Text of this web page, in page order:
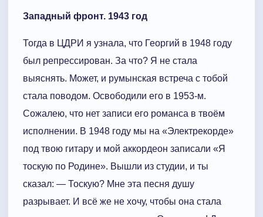
Западный фронт. 1943 год
Тогда в ЦДРИ я узнала, что Георгий в 1948 году
был репрессирован. За что? Я не стала
выяснять. Может, и румынская встреча с тобой
стала поводом. Освободили его в 1953-м.
Сожалею, что нет записи его романса в твоём
исполнении. В 1948 году мы на «Электрекорде»
под твою гитару и мой аккордеон записали «Я
тоскую по Родине». Вышли из студии, и ты
сказал: — Тоскую? Мне эта песня душу
разрывает. И всё же не хочу, чтобы она стала